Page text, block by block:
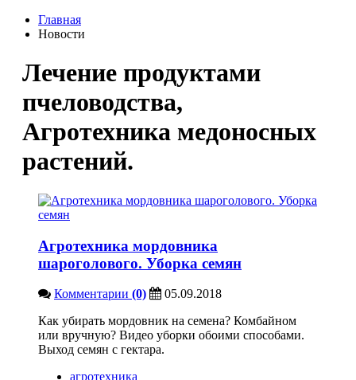
Главная
Новости
Лечение продуктами
пчеловодства,
Агротехника медоносных
растений.
Агротехника мордовника
шароголового. Уборка семян
Комментарии (0)
05.09.2018
Как убирать мордовник на семена? Комбайном
или вручную? Видео уборки обоими способами.
Выход семян с гектара.
агротехника